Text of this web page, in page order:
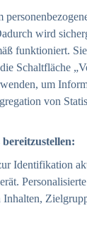
wird
funktioniert.
Schaltfläche
um
von
Identifikation